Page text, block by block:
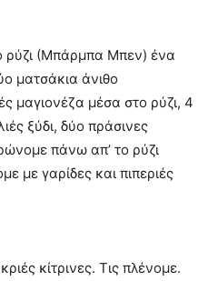
ρύζι (Μπάρμπα Μπεν) ένα
ματσάκια άνιθο
μαγιονέζα μέσα στο ρύζι, 4
ξύδι, δύο πράσινες
πάνω απ’ το ρύζι
με γαρίδες και πιπεριές
κίτρινες. Τις πλένομε.